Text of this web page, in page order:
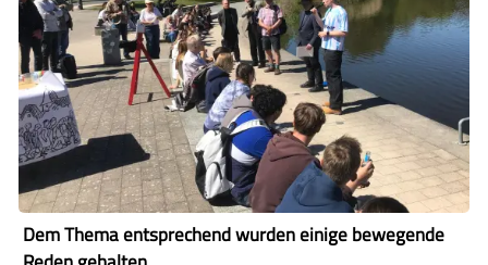
Dem Thema entsprechend wurden einige bewegende